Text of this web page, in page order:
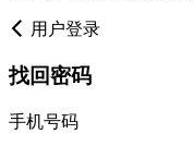
用户登录
找回密码
手机号码